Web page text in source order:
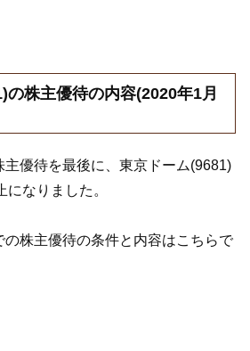
の株主優待の内容(2020年1月
優待を最後に、東京ドーム(9681)
なりました。
株主優待の条件と内容はこちらで